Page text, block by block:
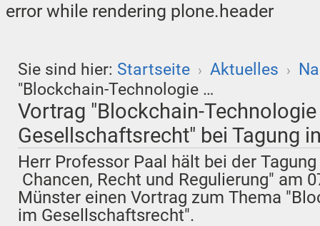
error while rendering plone.header
Sie sind hier: Startseite › Aktuelles ›
"Blockchain-Technologie …
Vortrag "Blockchain-
Gesellschaftsrecht" bei Tagung
Herr Professor Paal hält bei der
Chancen, Recht und Regulierung" am
Münster einen Vortrag zum Thema
im Gesellschaftsrecht".